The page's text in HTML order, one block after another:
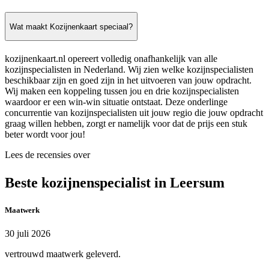
Wat maakt Kozijnenkaart speciaal?
kozijnenkaart.nl opereert volledig onafhankelijk van alle
kozijnspecialisten in Nederland. Wij zien welke kozijnspecialisten
beschikbaar zijn en goed zijn in het uitvoeren van jouw opdracht.
Wij maken een koppeling tussen jou en drie kozijnspecialisten
waardoor er een win-win situatie ontstaat. Deze onderlinge
concurrentie van kozijnspecialisten uit jouw regio die jouw opdracht
graag willen hebben, zorgt er namelijk voor dat de prijs een stuk
beter wordt voor jou!
Lees de recensies over
Beste kozijnenspecialist in Leersum
Maatwerk
30 juli 2026
vertrouwd maatwerk geleverd.